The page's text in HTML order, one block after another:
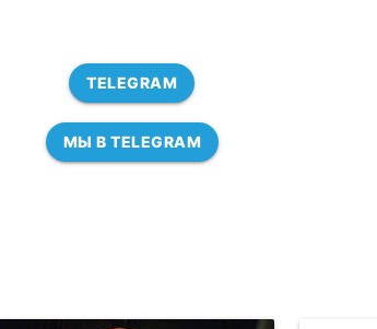
TELEGRAM
МЫ В TELEGRAM